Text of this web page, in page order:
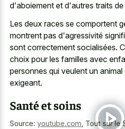
d'aboiement et d'autres traits
Les deux races se comportent
montrent pas d'agressivité
sont correctement socialisées.
choix pour les familles avec
personnes qui veulent un
exigeant.
Santé et soins
Source: youtube.com Tout sur le